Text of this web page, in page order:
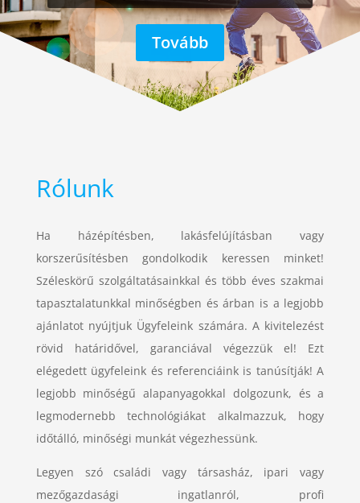
Tovább
Rólunk
Ha házépítésben, lakásfelújításban vagy
korszerűsítésben gondolkodik keressen minket!
Széleskörű szolgáltatásainkkal és több éves szakmai
tapasztalatunkkal minőségben és árban is a legjobb
ajánlatot nyújtjuk Ügyfeleink számára. A kivitelezést
rövid határidővel, garanciával végezzük el! Ezt
elégedett ügyfeleink és referenciáink is tanúsítják! A
legjobb minőségű alapanyagokkal dolgozunk, és a
legmodernebb technológiákat alkalmazzuk, hogy
időtálló, minőségi munkát végezhessünk.
Legyen szó családi vagy társasház, ipari vagy
mezőgazdasági ingatlanról, profi